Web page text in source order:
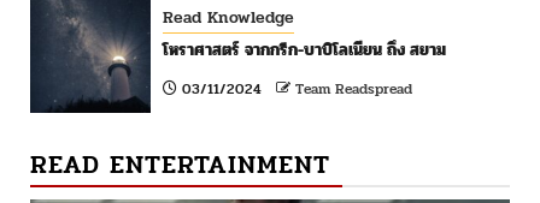
Read Knowledge
โหราศาสตร์ จากกรีก-บาบิโลเนียน ถึง สยาม
03/11/2024 Team Readspread
READ ENTERTAINMENT